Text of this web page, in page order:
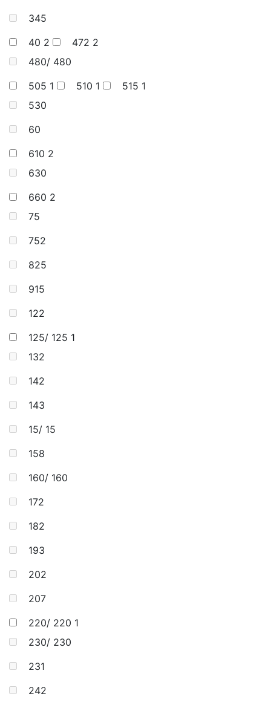
345
40 2 472 2
480/ 480
505 1 510 1 515 1
530
60
610 2
630
660 2
75
752
825
915
122
125/ 125 1
132
142
143
15/ 15
158
160/ 160
172
182
193
202
207
220/ 220 1
230/ 230
231
242